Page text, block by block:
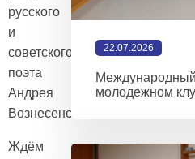
русского
и
советского
поэта
Андрея
Вознесенского
Ждём
22.07.2026
молодежном